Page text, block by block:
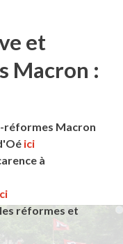
et
Macron :
réformes Macron
ici
à
réformes et